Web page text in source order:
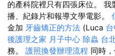
的產科院裡只有四張床位。
播、紀錄片和報導文學電影。
金加 牙齒矯正的方法 (Luca
後護理之家 月子中心 除蟲 台
務。 護照換發辦理流程 同時